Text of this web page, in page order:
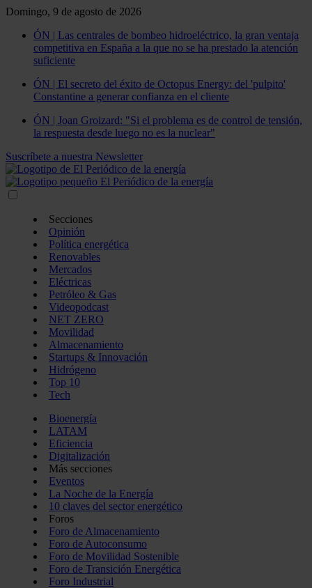
Domingo, 9 de agosto de 2026
ÓN | Las centrales de bombeo hidroeléctrico, la gran ventaja
competitiva en España a la que no se ha prestado la atención
suficiente
ÓN | El secreto del éxito de Octopus Energy: del 'pulpito'
Constantine a generar confianza en el cliente
ÓN | Joan Groizard: "Si el problema es de control de tensión,
la respuesta desde luego no es la nuclear"
Suscríbete a nuestra Newsletter
Secciones
Opinión
Política energética
Renovables
Mercados
Eléctricas
Petróleo & Gas
Videopodcast
NET ZERO
Movilidad
Almacenamiento
Startups & Innovación
Hidrógeno
Top 10
Tech
Bioenergía
LATAM
Eficiencia
Digitalización
Más secciones
Eventos
La Noche de la Energía
10 claves del sector energético
Foros
Foro de Almacenamiento
Foro de Autoconsumo
Foro de Movilidad Sostenible
Foro de Transición Energética
Foro Industrial